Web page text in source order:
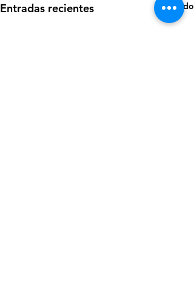
Entradas recientes Ver todo